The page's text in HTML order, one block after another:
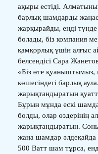
ақыры естіді.
барлық шамдарды
жарқырайды, енді
болады, біз компания
қамқорлық үшін алғыс
белсендісі Сара
«Біз өте қуаныштымыз,
көшесіндегі барлық
жарықтандыратын
Бұрын мұнда ескі
болды, олар өздерінің
жарықтандыратын.
жаңа шамдар әлдеқайда
500 Ватт шам тұрса,